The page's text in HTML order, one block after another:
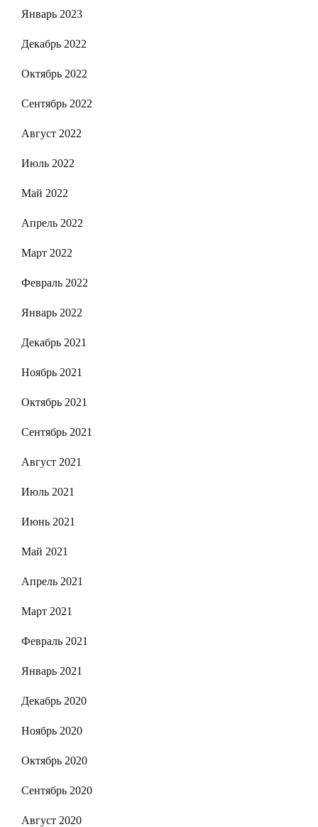
Январь 2023
Декабрь 2022
Октябрь 2022
Сентябрь 2022
Август 2022
Июль 2022
Май 2022
Апрель 2022
Март 2022
Февраль 2022
Январь 2022
Декабрь 2021
Ноябрь 2021
Октябрь 2021
Сентябрь 2021
Август 2021
Июль 2021
Июнь 2021
Май 2021
Апрель 2021
Март 2021
Февраль 2021
Январь 2021
Декабрь 2020
Ноябрь 2020
Октябрь 2020
Сентябрь 2020
Август 2020